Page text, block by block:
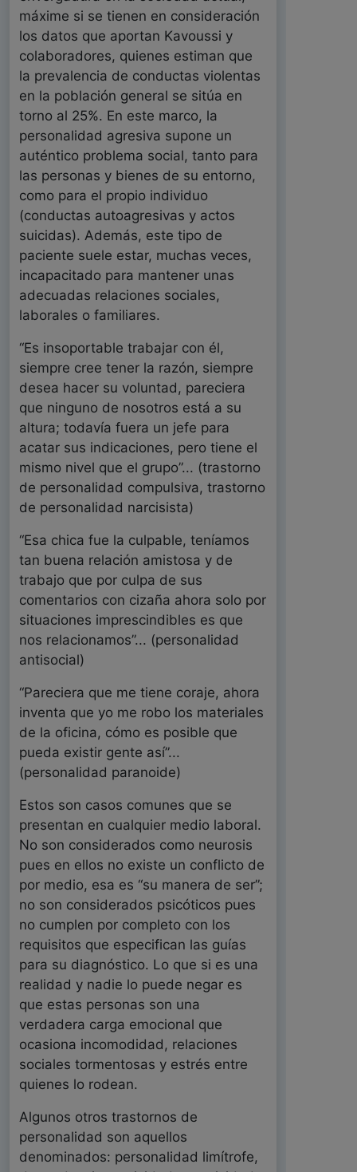
máxime si se tienen en consideración
los datos que aportan Kavoussi y
colaboradores, quienes estiman que
la prevalencia de conductas violentas
en la población general se sitúa en
torno al 25%. En este marco, la
personalidad agresiva supone un
auténtico problema social, tanto para
las personas y bienes de su entorno,
como para el propio individuo
(conductas autoagresivas y actos
suicidas). Además, este tipo de
paciente suele estar, muchas veces,
incapacitado para mantener unas
adecuadas relaciones sociales,
laborales o familiares.
“Es insoportable trabajar con él,
siempre cree tener la razón, siempre
desea hacer su voluntad, pareciera
que ninguno de nosotros está a su
altura; todavía fuera un jefe para
acatar sus indicaciones, pero tiene el
mismo nivel que el grupo”... (trastorno
de personalidad compulsiva, trastorno
de personalidad narcisista)
“Esa chica fue la culpable, teníamos
tan buena relación amistosa y de
trabajo que por culpa de sus
comentarios con cizaña ahora solo por
situaciones imprescindibles es que
nos relacionamos”... (personalidad
antisocial)
“Pareciera que me tiene coraje, ahora
inventa que yo me robo los materiales
de la oficina, cómo es posible que
pueda existir gente así”...
(personalidad paranoide)
Estos son casos comunes que se
presentan en cualquier medio laboral.
No son considerados como neurosis
pues en ellos no existe un conflicto de
por medio, esa es “su manera de ser”;
no son considerados psicóticos pues
no cumplen por completo con los
requisitos que especifican las guías
para su diagnóstico. Lo que si es una
realidad y nadie lo puede negar es
que estas personas son una
verdadera carga emocional que
ocasiona incomodidad, relaciones
sociales tormentosas y estrés entre
quienes lo rodean.
Algunos otros trastornos de
personalidad son aquellos
denominados: personalidad limítrofe,